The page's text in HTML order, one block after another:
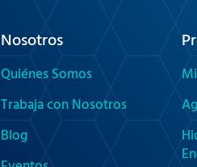
Nosotros
Quiénes Somos
Trabaja con Nosotros
Blog